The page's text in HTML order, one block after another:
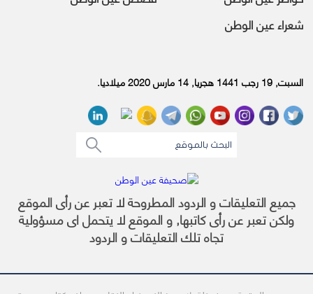
شعراء عين الوطن
السبت, 19 رجب 1441 هجريا, 14 مارس 2020 ميلاديا.
جميع التعليقات و الردود المطروحة لا تعبر عن رأى الموقع
ولكن تعبر عن رأى كاتبها, و الموقع لا يتحمل اى مسؤولية
تجاه تلك التعليقات و الردود